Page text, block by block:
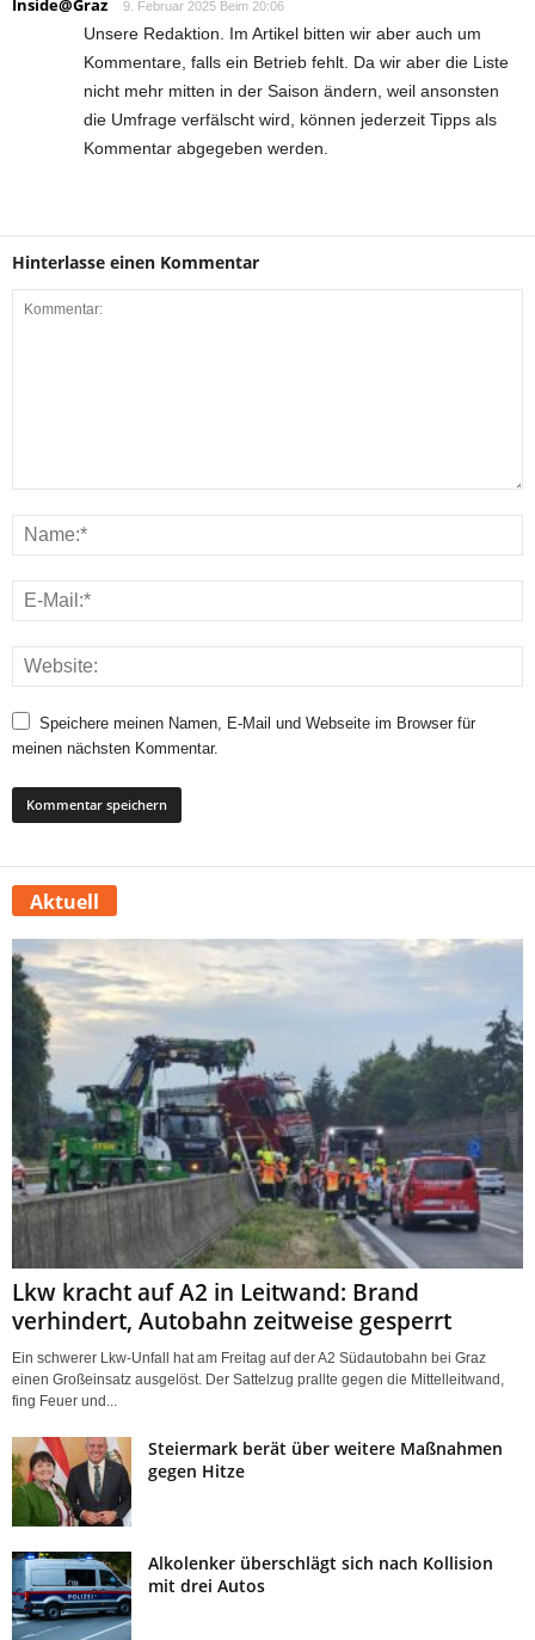
9. Februar 2025 Beim 20:06
Unsere Redaktion. Im Artikel bitten wir aber auch um
Kommentare, falls ein Betrieb fehlt. Da wir aber die Liste
nicht mehr mitten in der Saison ändern, weil ansonsten
die Umfrage verfälscht wird, können jederzeit Tipps als
Kommentar abgegeben werden.
Hinterlasse einen Kommentar
Speichere meinen Namen, E-Mail und Webseite im Browser für
meinen nächsten Kommentar.
Aktuell
Lkw kracht auf A2 in Leitwand: Brand
verhindert, Autobahn zeitweise gesperrt
Ein schwerer Lkw-Unfall hat am Freitag auf der A2 Südautobahn bei Graz
einen Großeinsatz ausgelöst. Der Sattelzug prallte gegen die Mittelleitwand,
fing Feuer und...
Steiermark berät über weitere Maßnahmen
gegen Hitze
Alkolenker überschlägt sich nach Kollision
mit drei Autos